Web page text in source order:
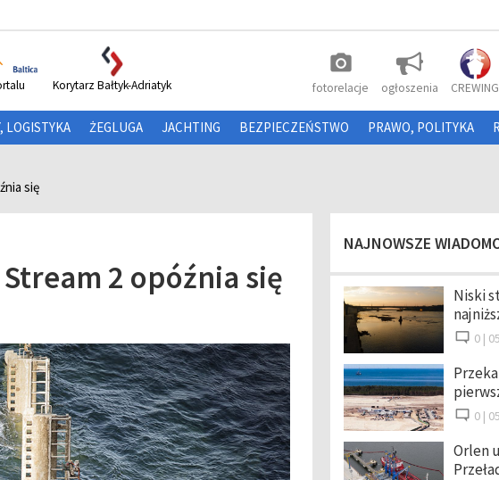
photo_camera
fotorelacje ogłoszenia CREWING
Korytarz Bałtyk-Adriatyk
LOGISTYKA ŻEGLUGA JACHTING BEZPIECZEŃSTWO PRAWO, POLITYKA
się
2 opóźnia się
NAJNOWSZE
Niski
0 |
0 |
Orlen